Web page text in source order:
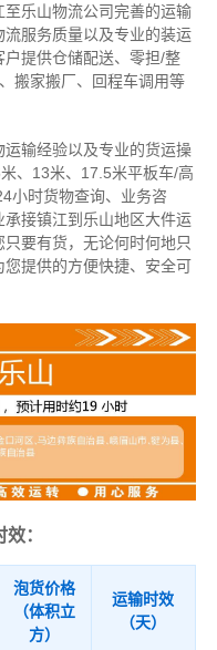
乐山物流公司完善的运输
服务质量以及专业的装运
提供仓储配送、零担/整
搬家搬厂、回程车调用等
运输经验以及专业的货运操
、13米、17.5米平板车/高
小时货物查询、业务咨
承接镇江到乐山地区大件运
只要有货，无论何时何地只
提供的方便快捷、安全可
：
泡货价格
（体积立
方）
运输时效
（天）